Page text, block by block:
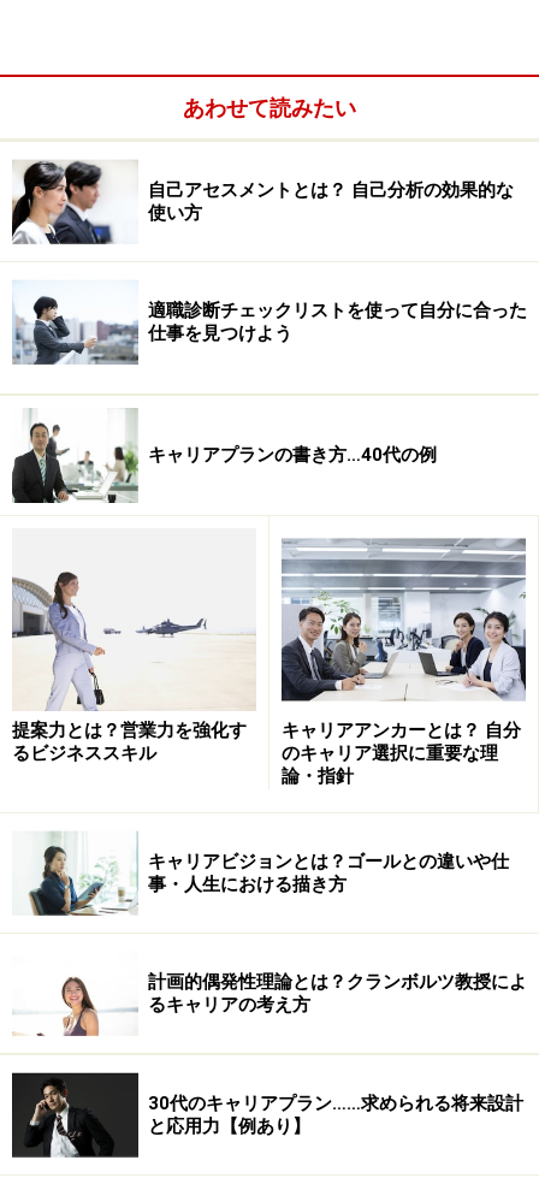
「仕事を辞めたい」と思ったときほど、「働く意味」を
働く意味とは？ 働く意味を考えるときのヒ
ント
そもそも働く意味とは何なのでしょう？ 考え得る「答
・「生活するうえでのお金を得るため」
→働く対価として報酬を得られます。働くことは生活す
る上での生命線です。経済的な基盤を獲得するために人
は働きます。
お金を稼ぐ能力を身につけるため
→「生活するために稼ぐ」の延長線上に、仕事によって
自分の能力を伸ばし、さらにスキルを磨く、という目的
もあります。
→「”働く”ことは”はた（周囲）”を”ラク”にすること」と
いう言葉があるように、自分の行為が人や社会に役立つ
ことがやりがいにつながる人も多くいます。こうした人
は経済的な成功だけは満足できないでしょう。
・「自分のやりたいこと、夢を実現するため
あわせて読みたい
自己アセスメントとは？ 自己分析の効果的な
使い方
適職診断チェックリストを使って自分に合った
仕事を見つけよう
キャリアプランの書き方…40代の例
提案力とは？営業力を強化す
るビジネススキル
キャリアアンカーとは？ 自分
のキャリア選択に重要な理
論・指針
キャリアビジョンとは？ゴールとの違いや仕
事・人生における描き方
計画的偶発性理論とは？クランボルツ教授によ
るキャリアの考え方
30代のキャリアプラン……求められる将来設計
と応用力【例あり】